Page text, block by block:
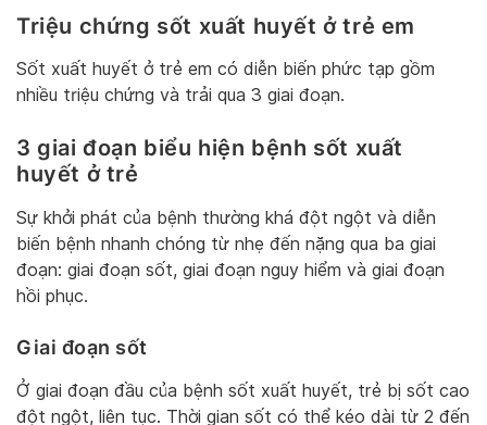
Triệu chứng sốt xuất huyết ở trẻ em
Sốt xuất huyết ở trẻ em có diễn biến phức tạp gồm
nhiều triệu chứng và trải qua 3 giai đoạn.
3 giai đoạn biểu hiện bệnh sốt xuất
huyết ở trẻ
Sự khởi phát của bệnh thường khá đột ngột và diễn
biến bệnh nhanh chóng từ nhẹ đến nặng qua ba giai
đoạn: giai đoạn sốt, giai đoạn nguy hiểm và giai đoạn
hồi phục.
Giai đoạn sốt
Ở giai đoạn đầu của bệnh sốt xuất huyết, trẻ bị sốt cao
đột ngột, liên tục. Thời gian sốt có thể kéo dài từ 2 đến